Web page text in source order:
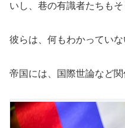
いし、巷の有識者たちもそ
彼らは、何もわかっていな
帝国には、国際世論など関